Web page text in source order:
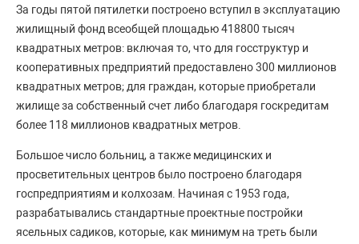
За годы пятой пятилетки построено вступил в эксплуатацию
жилищный фонд всеобщей площадью 418800 тысяч
квадратных метров: включая то, что для госструктур и
кооперативных предприятий предоставлено 300 миллионов
квадратных метров; для граждан, которые приобретали
жилище за собственный счет либо благодаря госкредитам
более 118 миллионов квадратных метров.
Большое число больниц, а также медицинских и
просветительных центров было построено благодаря
госпредприятиям и колхозам. Начиная с 1953 года,
разрабатывались стандартные проектные постройки
ясельных садиков, которые, как минимум на треть были